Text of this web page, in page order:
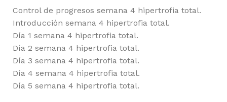
Control de progresos semana 4 hipertrofia total.
Introducción semana 4 hipertrofia total.
Día 1 semana 4 hipertrofia total.
Día 2 semana 4 hipertrofia total.
Día 3 semana 4 hipertrofia total.
Día 4 semana 4 hipertrofia total.
Día 5 semana 4 hipertrofia total.